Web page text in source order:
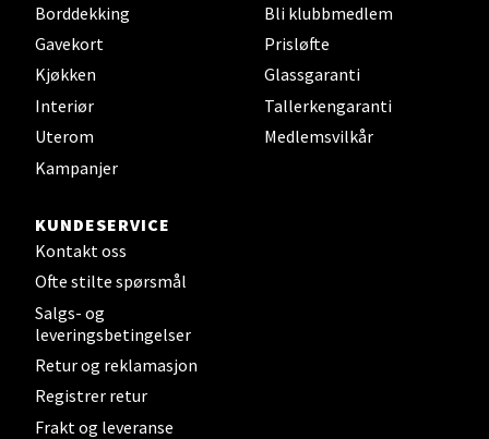
Borddekking
Gavekort
Kjøkken
Interiør
Uterom
Kampanjer
Bli klubbmedlem
Prisløfte
Glassgaranti
Tallerkengaranti
Medlemsvilkår
KUNDESERVICE
Kontakt oss
Ofte stilte spørsmål
Salgs- og
leveringsbetingelser
Retur og reklamasjon
Registrer retur
Frakt og leveranse
0 i butikk
Leirvik - Stord
Torgbakken 2, 5401 Stord
Åpent i dag 10-17
0 i butikk